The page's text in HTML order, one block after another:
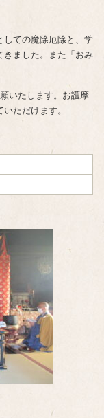
しての魔除厄除と、学
きました。また「おみ
いたします。お護摩
ただけます。